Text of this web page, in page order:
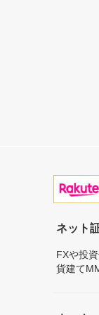
ネット
FXや投
貨建て